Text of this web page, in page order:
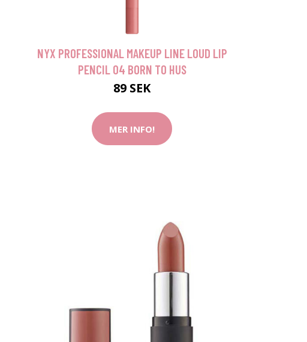
NYX PROFESSIONAL MAKEUP LINE LOUD LIP
PENCIL 04 BORN TO HUS
89 SEK
MER INFO!